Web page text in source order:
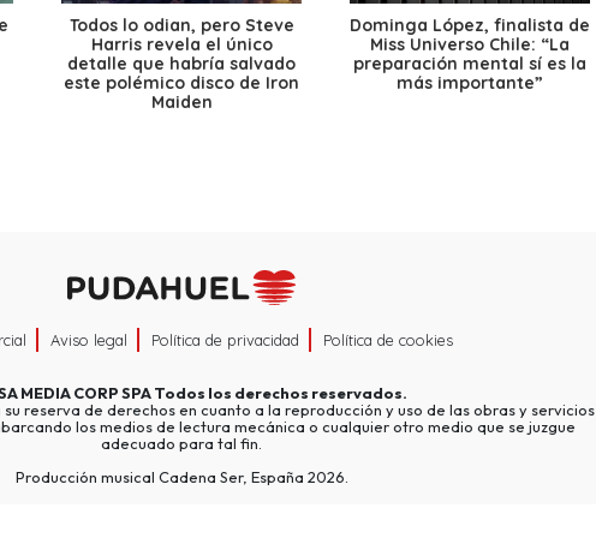
Todos lo odian, pero Steve
Harris revela el único
detalle que habría salvado
este polémico disco de Iron
Maiden
Dominga López, finalista de
Miss Universo Chile: “La
preparación mental sí es la
más importante”
Aviso legal Política de privacidad Política de cookies
MEDIA CORP SPATodos los derechos reservados.
su reserva de derechos en cuanto a la reproducción y uso de las obras y servicios
los medios de lectura mecánica o cualquier otro medio que se juzgue
adecuado para tal fin.
Producción musical Cadena Ser, España 2026.